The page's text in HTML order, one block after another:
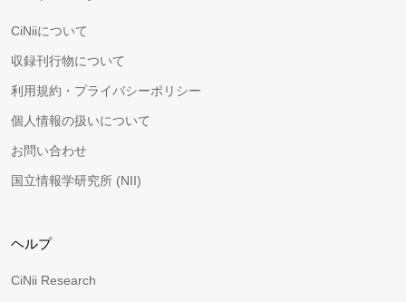
CiNiiについて
収録刊行物について
利用規約・プライバシーポリシー
個人情報の扱いについて
お問い合わせ
国立情報学研究所 (NII)
ヘルプ
CiNii Research